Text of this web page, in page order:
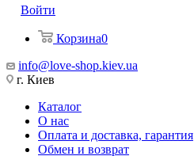
Войти
Корзина0
info@love-shop.kiev.ua
г. Киев
Каталог
О нас
Оплата и доставка, гарантия
Обмен и возврат